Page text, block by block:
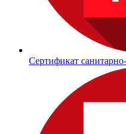
Сертификат